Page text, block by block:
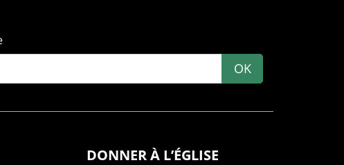
OK
DONNER À L’ÉGLISE